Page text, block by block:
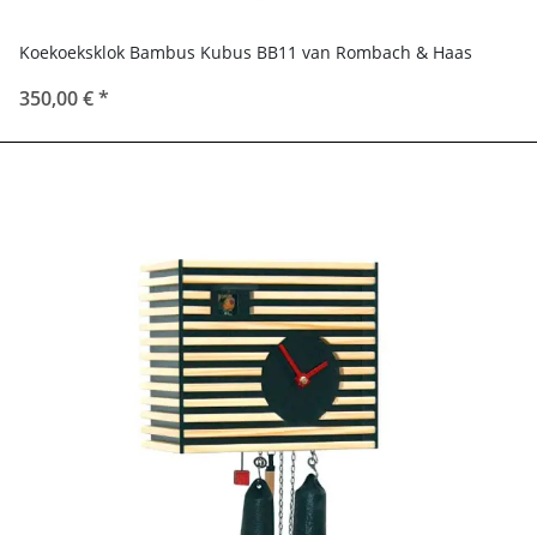
Koekoeksklok Bambus Kubus BB11 van Rombach & Haas
350,00 €*